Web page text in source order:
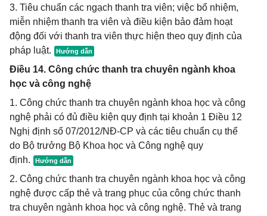
3. Tiêu chuẩn các ngạch thanh tra viên; việc bổ nhiệm,
miễn nhiệm thanh tra viên và điều kiện bảo đảm hoạt
động đối với thanh tra viên thực hiện theo quy định của
pháp luật.
Điều 14. Công chức thanh tra chuyên ngành khoa
học và công nghệ
1. Công chức thanh tra chuyên ngành khoa học và công
nghệ phải có đủ điều kiện quy định tại khoản 1 Điều 12
Nghị định số 07/2012/NĐ-CP và các tiêu chuẩn cụ thể
do Bộ trưởng Bộ Khoa học và Công nghệ quy
định.
2. Công chức thanh tra chuyên ngành khoa học và công
nghệ được cấp thẻ và trang phục của công chức thanh
tra chuyên ngành khoa học và công nghệ. Thẻ và trang